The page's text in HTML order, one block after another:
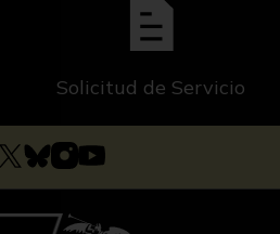
Solicitud de Servicio